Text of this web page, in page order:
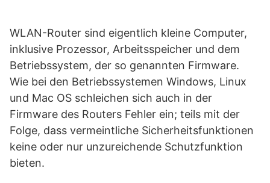
WLAN-Router sind eigentlich kleine Computer,
inklusive Prozessor, Arbeitsspeicher und dem
Betriebssystem, der so genannten Firmware.
Wie bei den Betriebssystemen Windows, Linux
und Mac OS schleichen sich auch in der
Firmware des Routers Fehler ein; teils mit der
Folge, dass vermeintliche Sicherheitsfunktionen
keine oder nur unzureichende Schutzfunktion
bieten.